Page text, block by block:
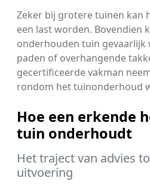
Zeker bij grotere tuinen kan
een last worden. Bovendien
onderhouden tuin
paden of overhangende
gecertificeerde vakman
rondom het tuinonderhoud
Hoe een erkende
tuin onderhoudt
Het traject van advies
uitvoering